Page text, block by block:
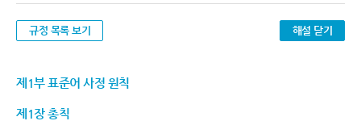
규정 목록 보기 해설 닫기
제1부 표준어 사정 원칙
제1장 총칙